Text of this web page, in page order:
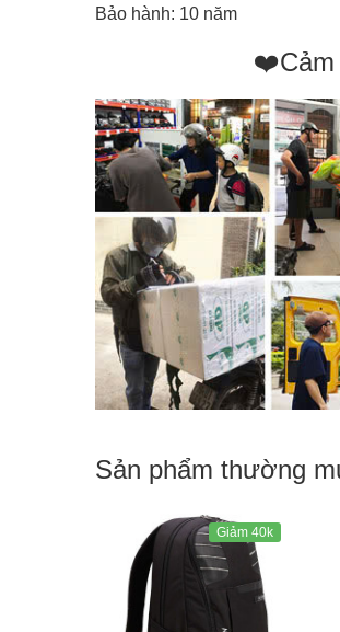
Bảo hành: 10 năm
❤️Cảm
Sản phẩm thường
Giảm 40k